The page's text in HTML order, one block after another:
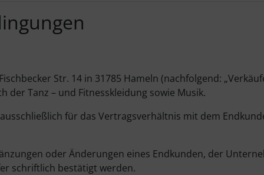
Str. 14 in 31785 Hameln (nachfolgend:
der Tanz – und Fitnesskleidung sowie Musik.
für das Vertragsverhältnis mit dem
oder Änderungen eines Endkunden, der
schriftlich bestätigt werden.